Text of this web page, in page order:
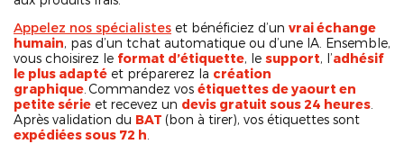
Appelez nos spécialistes et bénéficiez d’un vrai échange
humain, pas d’un tchat automatique ou d’une IA. Ensemble,
vous choisirez le format d’étiquette, le support, l’adhésif
le plus adapté et préparerez la création
graphique . Commandez vos étiquettes de yaourt en
petite série et recevez un devis gratuit sous 24 heures
Après validation du BAT (bon à tirer), vos étiquettes sont
expédiées sous 72 h